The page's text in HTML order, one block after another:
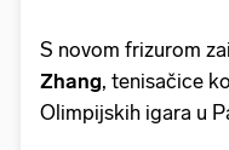
S novom frizurom
Zhang, tenisačice
Olimpijskih igara u